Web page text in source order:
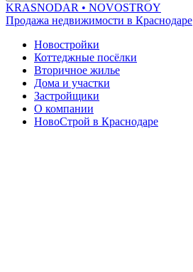
KRASNODAR • NOVOSTROY
Продажа недвижимости в Краснодаре
Новостройки
Коттеджные посёлки
Вторичное жилье
Дома и участки
Застройщики
О компании
НовоСтрой в Краснодаре